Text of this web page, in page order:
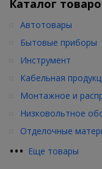
Каталог
••• Еще товары
Автотовары
Бытовые приборы
Инструмент
Кабельная
Монтажное и
Низковольтное
Отделочные